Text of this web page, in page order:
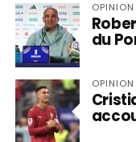
OPINION
du
OPINION